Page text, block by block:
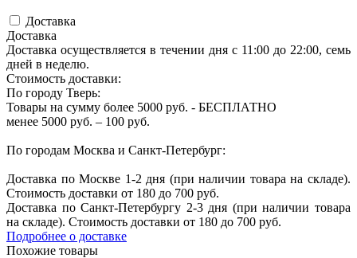
Доставка
Доставка
Доставка осуществляется в течении дня с 11:00 до 22:00, семь
дней в неделю.
Стоимость доставки:
По городу Тверь:
Товары на сумму более 5000 руб. - БЕСПЛАТНО
менее 5000 руб. – 100 руб.
По городам Москва и Санкт-Петербург:
Доставка по Москве 1-2 дня (при наличии товара на складе).
Стоимость доставки от 180 до 700 руб.
Доставка по Санкт-Петербургу 2-3 дня (при наличии товара
на складе). Стоимость доставки от 180 до 700 руб.
Подробнее о доставке
Похожие товары